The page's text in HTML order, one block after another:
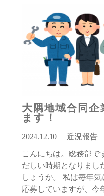
大隅地域合同企
ます！
2024.12.10 近況報告
こんにちは。総務部で
だしい時期となりまし
しょうか。 私は毎年
応募していますが、今